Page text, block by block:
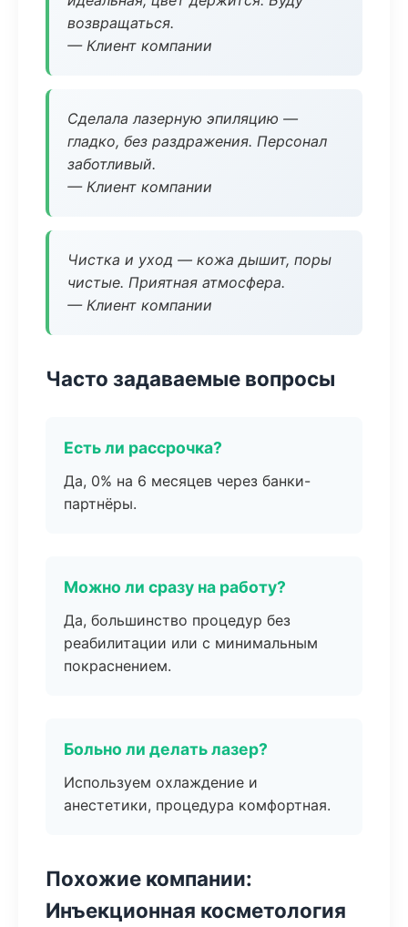
возвращаться.
— Клиент компании
Сделала лазерную эпиляцию —
гладко, без раздражения. Персонал
заботливый.
— Клиент компании
Чистка и уход — кожа дышит, поры
чистые. Приятная атмосфера.
— Клиент компании
Часто задаваемые вопросы
Есть ли рассрочка?
Да, 0% на 6 месяцев через банки-
партнёры.
Можно ли сразу на работу?
Да, большинство процедур без
реабилитации или с минимальным
покраснением.
Больно ли делать лазер?
Используем охлаждение и
анестетики, процедура комфортная.
Похожие компании:
Инъекционная косметология